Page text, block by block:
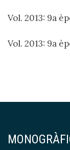
Vol. 2013: 9a
Vol. 2013: 9a